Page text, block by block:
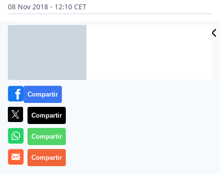
08 Nov 2018 - 12:10 CET
Archivado en:
Compartir
Compartir
Compartir
Compartir